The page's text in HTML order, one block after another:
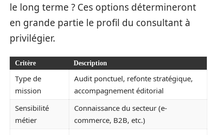
le long terme ? Ces options détermineront
en grande partie le profil du consultant à
privilégier.
Critère Description
Type de
mission
Audit ponctuel, refonte stratégique,
accompagnement éditorial
Sensibilité
métier
Connaissance du secteur (e-
commerce, B2B, etc.)